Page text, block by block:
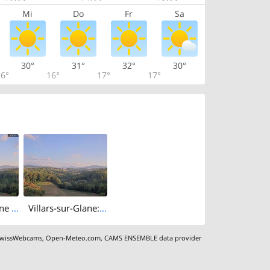
Mi Do Fr Sa
30°
16°
31°
17°
32°
17°
30°
Villars-sur-Glane › South: André Baechler Villars-sur-Glane: Sarine Valley and Swiss Pre-Alps
,Open-Meteo.com,CAMS ENSEMBLE data provider